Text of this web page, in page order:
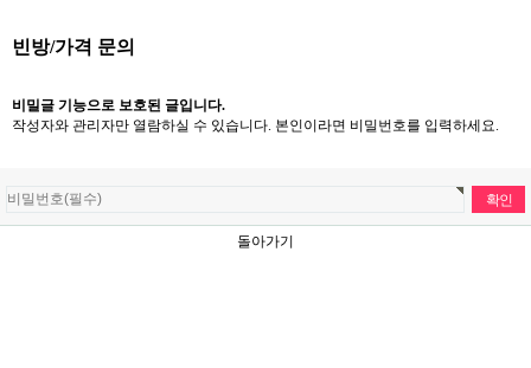
빈방/가격 문의
비밀글 기능으로 보호된 글입니다.
작성자와 관리자만 열람하실 수 있습니다. 본인이라면 비밀번호를 입력하세요.
돌아가기